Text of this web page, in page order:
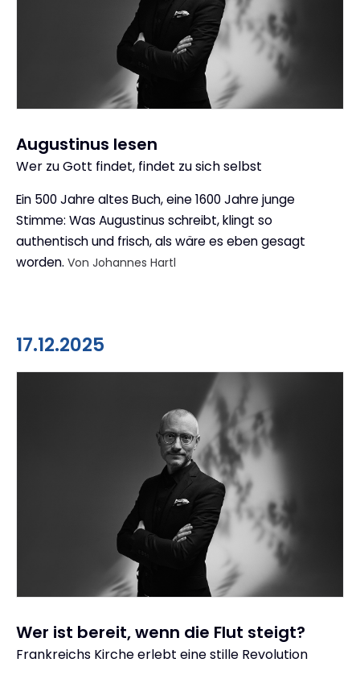
Augustinus lesen
:
Wer zu Gott findet, findet zu sich selbst
Ein 500 Jahre altes Buch, eine 1600 Jahre junge
Stimme: Was Augustinus schreibt, klingt so
authentisch und frisch, als wäre es eben gesagt
worden. Von Johannes Hartl
17.12.2025
Wer ist bereit, wenn die Flut steigt?
:
Frankreichs Kirche erlebt eine stille Revolution